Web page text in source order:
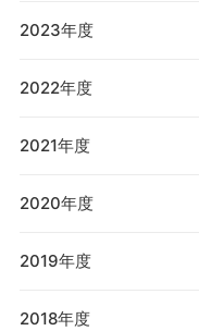
2023年度
2022年度
2021年度
2020年度
2019年度
2018年度